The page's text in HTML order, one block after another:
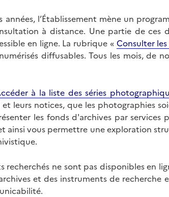
années, l’Établissement mène un
à distance. Une partie de
en ligne. La rubrique « Consulter
diffusables. Tous les mois, de
à la liste des séries
et leurs notices, que les photographies
les fonds d'archives par
ainsi vous permettre une exploration
recherchés ne sont pas disponibles en
et des instruments de recherche